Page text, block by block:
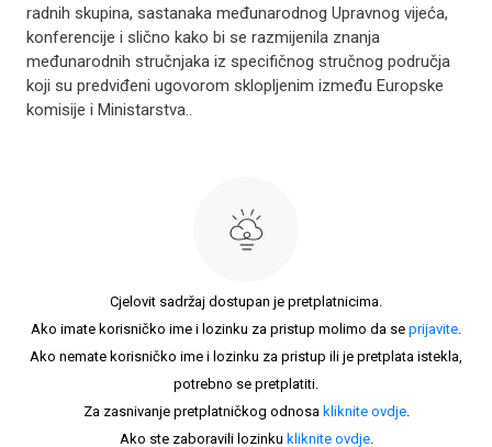
radnih skupina, sastanaka međunarodnog Upravnog vijeća,
konferencije i slično kako bi se razmijenila znanja
međunarodnih stručnjaka iz specifičnog stručnog područja
koji su predviđeni ugovorom sklopljenim između Europske
komisije i Ministarstva..
Cjelovit sadržaj dostupan je pretplatnicima.
Ako imate korisničko ime i lozinku za pristup molimo da se prijavite.
Ako nemate korisničko ime i lozinku za pristup ili je pretplata istekla,
potrebno se pretplatiti.
Za zasnivanje pretplatničkog odnosa kliknite ovdje.
Ako ste zaboravili lozinku kliknite ovdje.